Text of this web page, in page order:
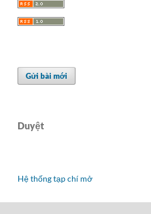
Gửi bài mới
Duyệt
Hệ thống tạp chí mở